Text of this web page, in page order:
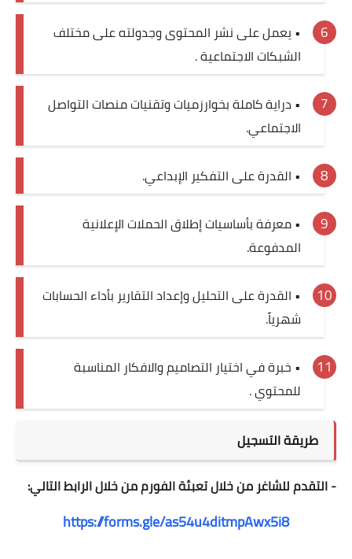
• يعمل على نشر المحتوى وجدولته على مختلف
الشبكات الاجتماعية .
• دراية كاملة بخوارزميات وتقنيات منصات التواصل
الاجتماعي.
• القدرة على التفكير الإبداعي.
• معرفة بأساسيات إطلاق الحملات الإعلانية
المدفوعة.
• القدرة على التحليل وإعداد التقارير بأداء الحسابات
شهرياً.
• خبرة في اختيار التصاميم والافكار المناسبة
للمحتوي .
طريقة التسجيل
- التقدم للشاغر من خلال تعبئة الفورم من خلال الرابط التالي:
https://forms.gle/as54u4ditmpAwx5i8